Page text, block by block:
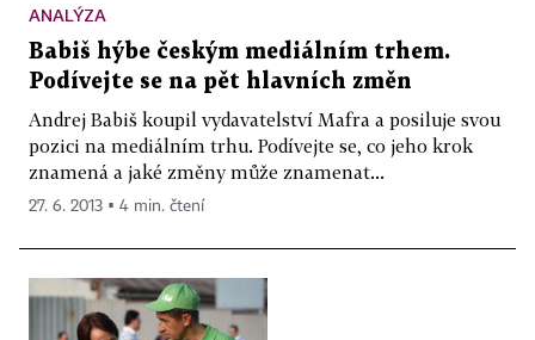
ANALÝZA
Babiš hýbe českým mediálním trhem.
Podívejte se na pět hlavních změn
Andrej Babiš koupil vydavatelství Mafra a posiluje svou
pozici na mediálním trhu. Podívejte se, co jeho krok
znamená a jaké změny může znamenat...
27. 6. 2013 ▪ 4 min. čtení